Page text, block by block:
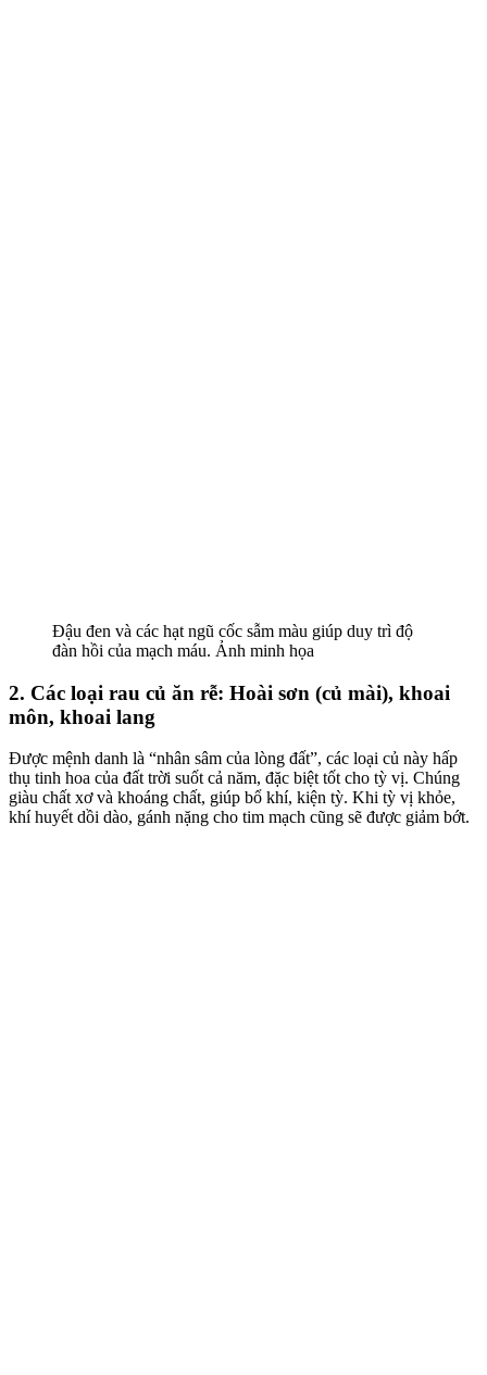
Đậu đen và các hạt ngũ cốc sẫm màu giúp duy trì độ
đàn hồi của mạch máu. Ảnh minh họa
2. Các loại rau củ ăn rễ: Hoài sơn (củ mài), khoai
môn, khoai lang
Được mệnh danh là “nhân sâm của lòng đất”, các loại củ này hấp
thụ tinh hoa của đất trời suốt cả năm, đặc biệt tốt cho tỳ vị. Chúng
giàu chất xơ và khoáng chất, giúp bổ khí, kiện tỳ. Khi tỳ vị khỏe,
khí huyết dồi dào, gánh nặng cho tim mạch cũng sẽ được giảm bớt.